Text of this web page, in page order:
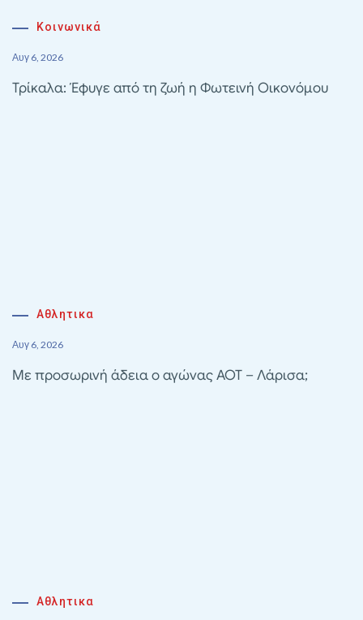
Κοινωνικά
Αυγ 6, 2026
Τρίκαλα: Έφυγε από τη ζωή η Φωτεινή Οικονόμου
Αθλητικα
Αυγ 6, 2026
Με προσωρινή άδεια ο αγώνας ΑΟΤ – Λάρισα;
Αθλητικα